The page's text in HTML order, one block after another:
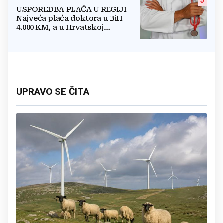
USPOREDBA PLAĆA U REGIJI
Najveća plaća doktora u BiH
4.000 KM, a u Hrvatskoj
UPRAVO SE ČITA